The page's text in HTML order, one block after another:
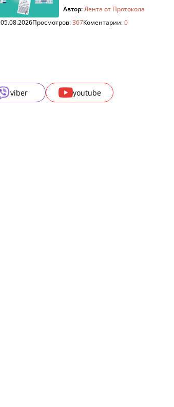
Автор:Лента от Протокола
05.08.2026Просмотров:367Коментарии:0
viber youtube